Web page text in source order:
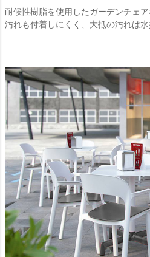
耐候性樹脂を使用したガーデンチェ
汚れも付着しにくく、大抵の汚れは